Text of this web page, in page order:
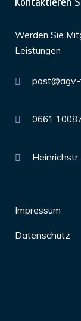
Werden Sie
Leistungen
0661
Impressum
Datenschutz